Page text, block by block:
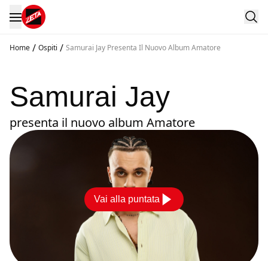
Home / Ospiti / Samurai Jay Presenta Il Nuovo Album Amatore
Samurai Jay
presenta il nuovo album Amatore
Vai alla puntata